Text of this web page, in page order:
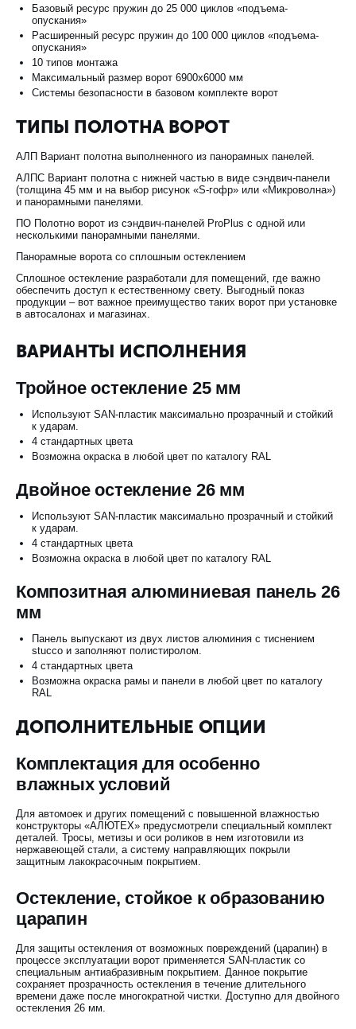
Базовый ресурс пружин до 25 000 циклов «подъема-
опускания»
Расширенный ресурс пружин до 100 000 циклов «подъема-
опускания»
10 типов монтажа
Максимальный размер ворот 6900x6000 мм
Системы безопасности в базовом комплекте ворот
ТИПЫ ПОЛОТНА ВОРОТ
АЛП Вариант полотна выполненного из панорамных панелей.
АЛПС Вариант полотна с нижней частью в виде сэндвич-панели
(толщина 45 мм и на выбор рисунок «S-гофр» или «Микроволна»)
и панорамными панелями.
ПО Полотно ворот из сэндвич-панелей ProPlus с одной или
несколькими панорамными панелями.
Панорамные ворота со сплошным остеклением
Сплошное остекление разработали для помещений, где важно
обеспечить доступ к естественному свету. Выгодный показ
продукции – вот важное преимущество таких ворот при установке
в автосалонах и магазинах.
ВАРИАНТЫ ИСПОЛНЕНИЯ
Тройное остекление 25 мм
Используют SAN-пластик максимально прозрачный и стойкий
к ударам.
4 стандартных цвета
Возможна окраска в любой цвет по каталогу RAL
Двойное остекление 26 мм
Используют SAN-пластик максимально прозрачный и стойкий
к ударам.
4 стандартных цвета
Возможна окраска в любой цвет по каталогу RAL
Композитная алюминиевая панель 26
мм
Панель выпускают из двух листов алюминия с тиснением
stucco и заполняют полистиролом.
4 стандартных цвета
Возможна окраска рамы и панели в любой цвет по каталогу
RAL
ДОПОЛНИТЕЛЬНЫЕ ОПЦИИ
Комплектация для особенно
влажных условий
Для автомоек и других помещений с повышенной влажностью
конструкторы «АЛЮТЕХ» предусмотрели специальный комплект
деталей. Тросы, метизы и оси роликов в нем изготовили из
нержавеющей стали, а систему направляющих покрыли
защитным лакокрасочным покрытием.
Остекление, стойкое к образованию
царапин
Для защиты остекления от возможных повреждений (царапин) в
процессе эксплуатации ворот применяется SAN-пластик со
специальным антиабразивным покрытием. Данное покрытие
сохраняет прозрачность остекления в течение длительного
времени даже после многократной чистки. Доступно для двойного
остекления 26 мм.